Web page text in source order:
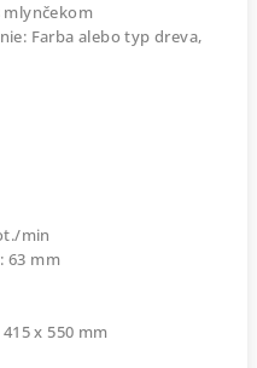
mlynčekom
Farba alebo typ dreva,
min
63 mm
x 550 mm